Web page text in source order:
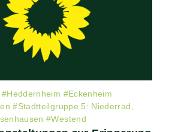
#Heddernheim #Eckenheim
#Stadtteilgruppe 5: Niederrad,
#Westend